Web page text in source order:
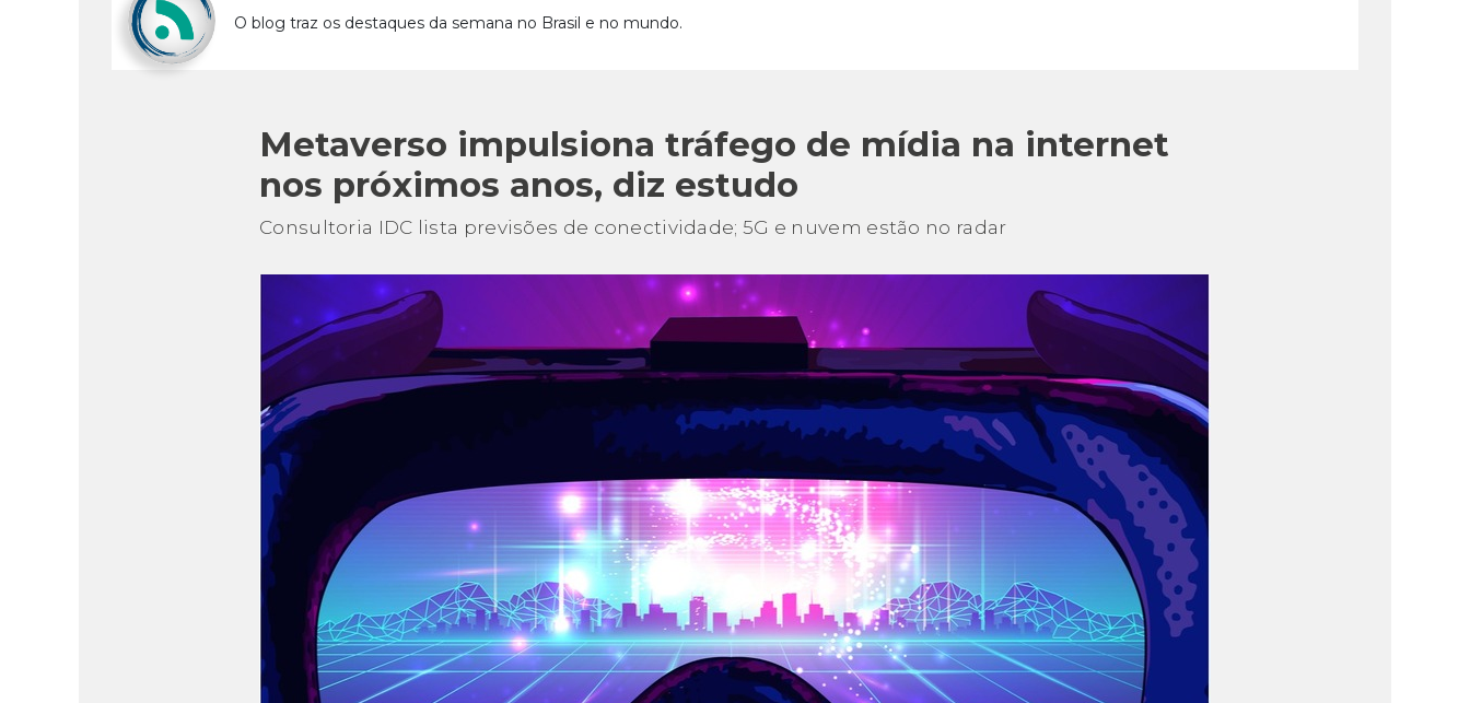
O blog traz os destaques da semana no Brasil e no mundo.
Metaverso impulsiona tráfego de mídia na internet
nos próximos anos, diz estudo
Consultoria IDC lista previsões de conectividade; 5G e nuvem estão no radar